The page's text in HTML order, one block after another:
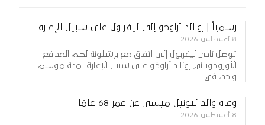
رسمياً | رونالد أراوخو إلى ليفربول على سبيل الإعارة
8 أغسطس 2026
توصل نادي ليفربول إلى اتفاق مع برشلونة لضم المدافع
الأوروجوياني رونالد أراوخو على سبيل الإعارة لمدة موسم
واحد، في…
وفاة والد ليونيل ميسي عن عمر 68 عامًا
8 أغسطس 2026